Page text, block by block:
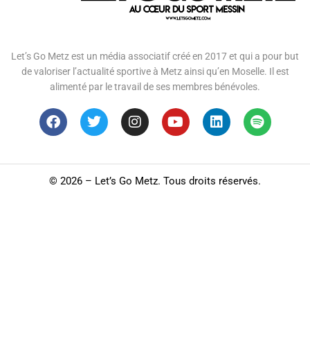
Let’s Go Metz est un média associatif créé en 2017 et qui a pour but
de valoriser l’actualité sportive à Metz ainsi qu’en Moselle. Il est
alimenté par le travail de ses membres bénévoles.
© 2026 – Let’s Go Metz. Tous droits réservés.